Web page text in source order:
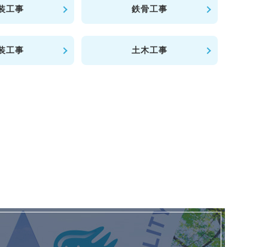
工事 鉄骨工事
工事 土木工事